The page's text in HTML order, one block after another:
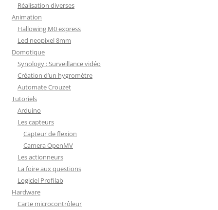
Réalisation diverses
Animation
Hallowing M0 express
Led neopixel 8mm
Domotique
Synology : Surveillance vidéo
Création d’un hygromètre
Automate Crouzet
Tutoriels
Arduino
Les capteurs
Capteur de flexion
Camera OpenMV
Les actionneurs
La foire aux questions
Logiciel Profilab
Hardware
Carte microcontrôleur